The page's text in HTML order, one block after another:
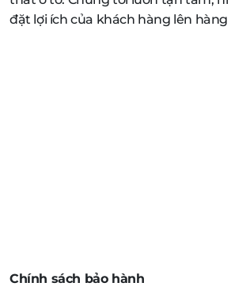
đặt lợi ích của khách hàng lên hàng
Chính sách bảo hành